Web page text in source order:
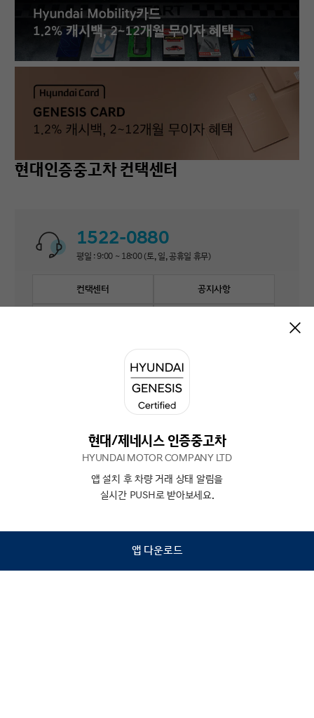
현대인증중고차 컨택센터
1522-0880
평일 : 9:00 ~ 18:00 (토, 일, 공휴일 휴무)
컨택센터 공지사항
검색
현대/제네시스 인증중고차
HYUNDAI MOTOR COMPANY LTD
앱 설치 후 차량 거래 상태 알림을
실시간 PUSH로 받아보세요.
앱 다운로드